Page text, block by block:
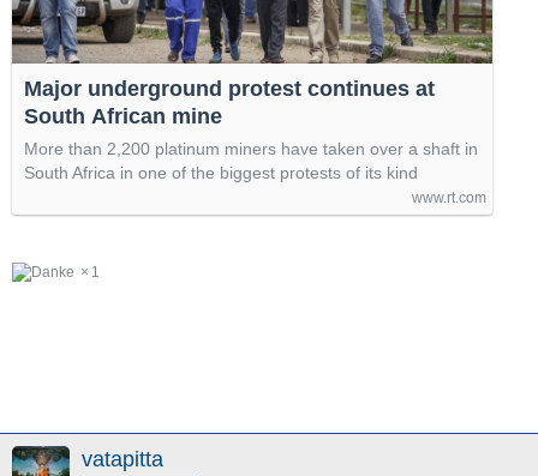
Major underground protest continues at
South African mine
More than 2,200 platinum miners have taken over a shaft in
South Africa in one of the biggest protests of its kind
www.rt.com
1
vatapitta